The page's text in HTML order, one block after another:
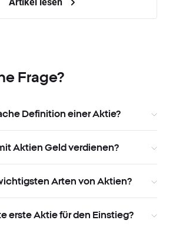
Frage?
Definition einer Aktie?
Aktien Geld verdienen?
Arten von Aktien?
erste Aktie für den Einstieg?